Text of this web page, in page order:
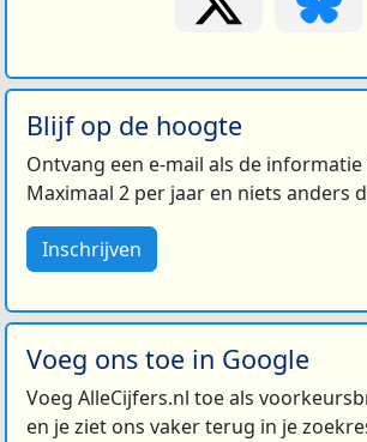
Blijf op de hoogte
Ontvang een e-mail als de
Maximaal 2 per jaar en niets anders
Inschrijven
Voeg ons toe in Google
Voeg AlleCijfers.nl toe als
en je ziet ons vaker terug in je